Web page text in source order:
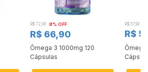
R$ 72,90 8% OFF
R$ 66,90
Ômega 3 1000mg 120
Cápsulas
R$ 57,90
R$